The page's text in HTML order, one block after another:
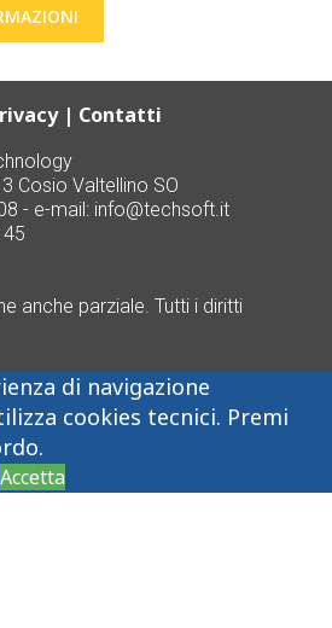
| Contatti
Cosio Valtellino SO
- e-mail: info@techsoft.it
anche parziale. Tutti i diritti
di navigazione
cookies tecnici. Premi
Accetta